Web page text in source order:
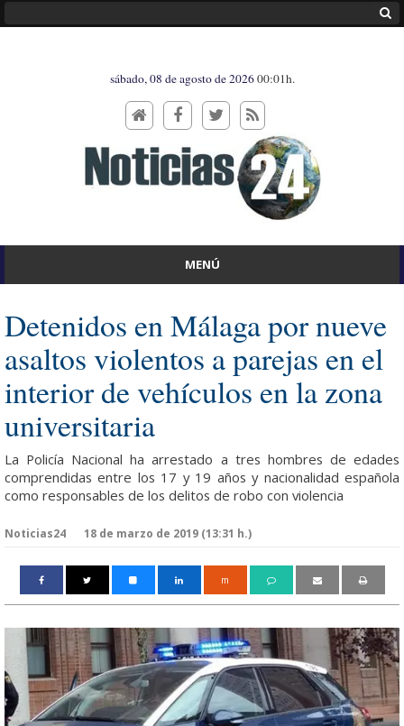
sábado, 08 de agosto de 202600:01h.
MENÚ
Detenidos en Málaga por nueve
asaltos violentos a parejas en el
interior de vehículos en la zona
universitaria
La Policía Nacional ha arrestado a tres hombres de edades
comprendidas entre los 17 y 19 años y nacionalidad española
como responsables de los delitos de robo con violencia​
Noticias24 18 de marzo de 2019 (13:31 h.)
m